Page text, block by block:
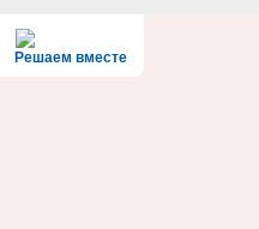
Решаем вместе